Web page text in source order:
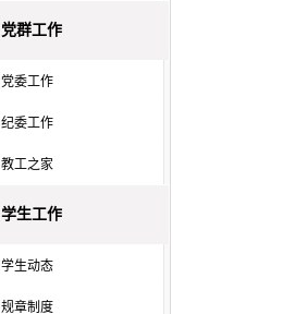
党群工作
党委工作
纪委工作
教工之家
学生工作
学生动态
规章制度